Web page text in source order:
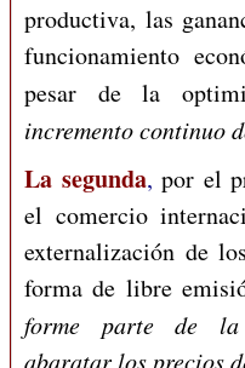
productiva, las
funcionamiento
pesar de la
incremento continuo
La segunda,por el
el comercio
externalización de
forma de libre
forme parte de la
abaratar los precios